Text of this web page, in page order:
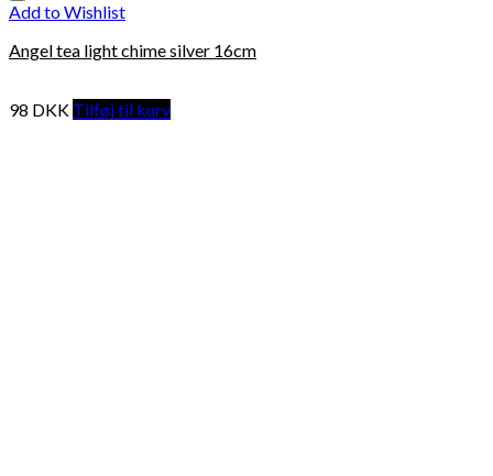
Add to Wishlist
Angel tea light chime silver 16cm
98 DKK Tilføj til kurv